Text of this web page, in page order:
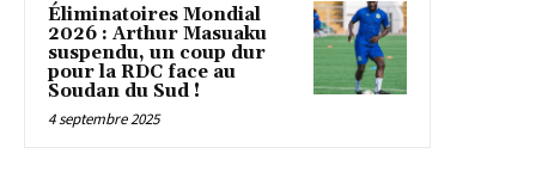
Éliminatoires Mondial
2026 : Arthur Masuaku
suspendu, un coup dur
pour la RDC face au
Soudan du Sud !
4 septembre 2025